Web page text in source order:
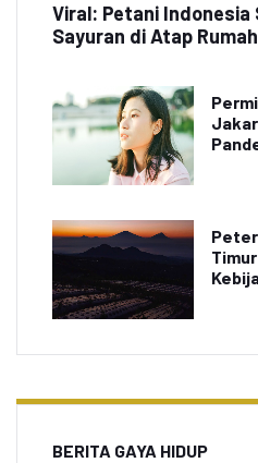
Viral: Petani Indonesia
Sayuran di Atap Rumah
BERITA GAYA HIDUP